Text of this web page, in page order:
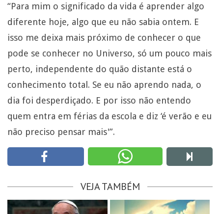
“Para mim o significado da vida é aprender algo
diferente hoje, algo que eu não sabia ontem. E
isso me deixa mais próximo de conhecer o que
pode se conhecer no Universo, só um pouco mais
perto, independente do quão distante está o
conhecimento total. Se eu não aprendo nada, o
dia foi desperdiçado. E por isso não entendo
quem entra em férias da escola e diz ‘é verão e eu
não preciso pensar mais'”.
VEJA TAMBÉM